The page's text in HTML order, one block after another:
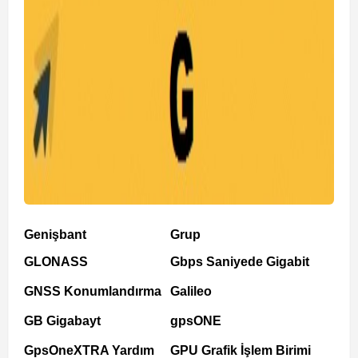
Genişbant
GLONASS
GNSS Konumlandırma
GB Gigabayt
GpsOneXTRA Yardım
Grup
Gbps Saniyede Gigabit
Galileo
gpsONE
GPU Grafik İşlem Birimi